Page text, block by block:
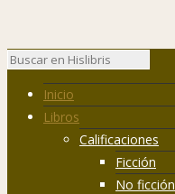
Inicio
Libros
Calificaciones
Ficción
No ficción